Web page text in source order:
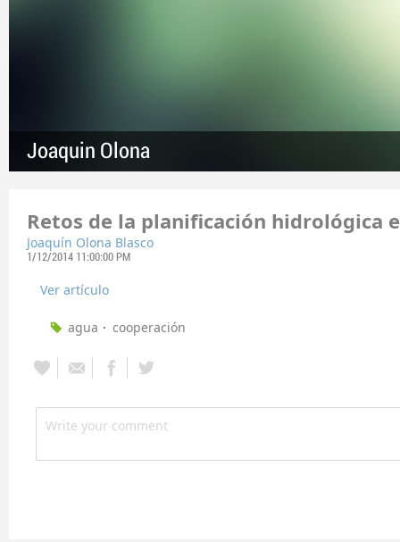
Joaquin Olona
Retos de la planificación hidrológica
Joaquín Olona Blasco
1/12/2014 11:00:00 PM
Ver artículo
agua cooperación